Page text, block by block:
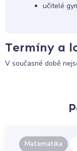
učitelé
Termíny a
V současné době
Matematika